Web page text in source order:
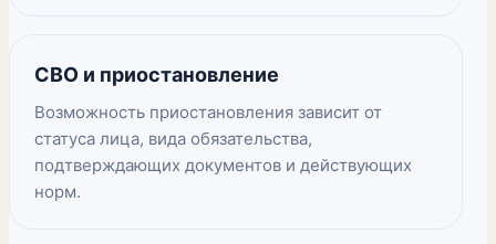
СВО и приостановление
Возможность приостановления зависит от
статуса лица, вида обязательства,
подтверждающих документов и действующих
норм.